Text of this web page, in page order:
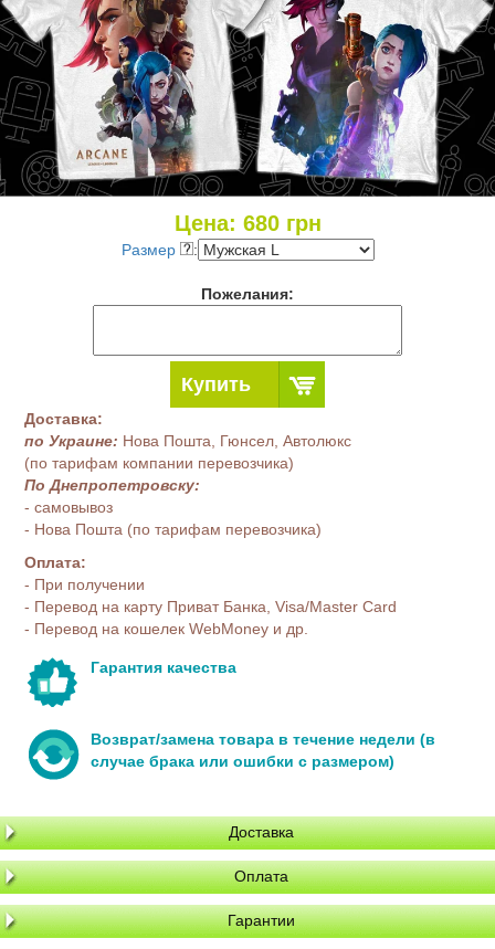
Цена: 680грн
Размер :
Пожелания:
Купить
Доставка:
по Украине: Нова Пошта, Гюнсел, Автолюкс
(по тарифам компании перевозчика)
По Днепропетровску:
- самовывоз
- Нова Пошта (по тарифам перевозчика)
Оплата:
- При получении
- Перевод на карту Приват Банка, Visa/Master Card
- Перевод на кошелек WebMoney и др.
Гарантия качества
Возврат/замена товара в течение недели (в
случае брака или ошибки с размером)
Доставка
Оплата
Гарантии